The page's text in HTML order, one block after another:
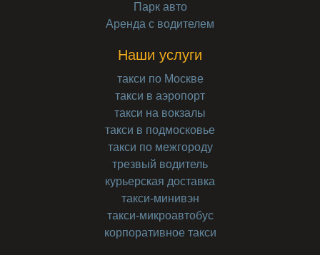
Парк авто
Аренда с водителем
Наши услуги
такси по Москве
такси в аэропорт
такси на вокзалы
такси в подмосковье
такси по межгороду
трезвый водитель
курьерская доставка
такси-минивэн
такси-микроавтобус
корпоративное такси